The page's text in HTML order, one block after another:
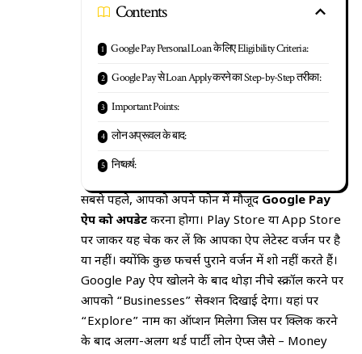
Contents
Google Pay Personal Loan के लिए Eligibility Criteria:
Google Pay से Loan Apply करने का Step-by-Step तरीका:
Important Points:
लोन अप्रूवल के बाद:
निष्कर्ष:
सबसे पहले, आपको अपने फोन में मौजूद Google Pay
ऐप को अपडेट करना होगा। Play Store या App Store
पर जाकर यह चेक कर लें कि आपका ऐप लेटेस्ट वर्जन पर है
या नहीं। क्योंकि कुछ फीचर्स पुराने वर्जन में शो नहीं करते हैं।
Google Pay ऐप खोलने के बाद थोड़ा नीचे स्क्रॉल करने पर
आपको “Businesses” सेक्शन दिखाई देगा। यहां पर
“Explore” नाम का ऑप्शन मिलेगा जिस पर क्लिक करने
के बाद अलग-अलग थर्ड पार्टी लोन ऐप्स जैसे – Money